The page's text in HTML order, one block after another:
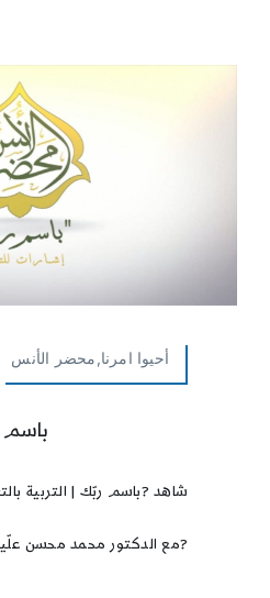
أحيوا امرنا,محضر الأنس
باسم
شاهد ?باسم ربّك | التربية
?مع الدكتور محمد محسن